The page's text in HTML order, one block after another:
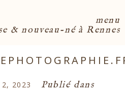
menu
& nouveau-né à Rennes
2023 Publié dans